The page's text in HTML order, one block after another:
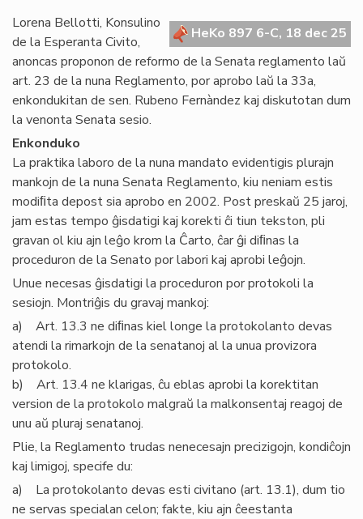
HeKo 897 6-C, 18 dec 25
Lorena Bellotti, Konsulino
de la Esperanta Civito,
anoncas proponon de reformo de la Senata reglamento laŭ
art. 23 de la nuna Reglamento, por aprobo laŭ la 33a,
enkondukitan de sen. Rubeno Fernàndez kaj diskutotan dum
la venonta Senata sesio.
Enkonduko
La praktika laboro de la nuna mandato evidentigis plurajn
mankojn de la nuna Senata Reglamento, kiu neniam estis
modiﬁta depost sia aprobo en 2002. Post preskaŭ 25 jaroj,
jam estas tempo ĝisdatigi kaj korekti ĉi tiun tekston, pli
gravan ol kiu ajn leĝo krom la Ĉarto, ĉar ĝi diﬁnas la
proceduron de la Senato por labori kaj aprobi leĝojn.
Unue necesas ĝisdatigi la proceduron por protokoli la
sesiojn. Montriĝis du gravaj mankoj:
a) Art. 13.3 ne diﬁnas kiel longe la protokolanto devas
atendi la rimarkojn de la senatanoj al la unua provizora
protokolo.
b) Art. 13.4 ne klarigas, ĉu eblas aprobi la korektitan
version de la protokolo malgraŭ la malkonsentaj reagoj de
unu aŭ pluraj senatanoj.
Plie, la Reglamento trudas nenecesajn precizigojn, kondiĉojn
kaj limigoj, specife du:
a) La protokolanto devas esti civitano (art. 13.1), dum tio
ne servas specialan celon; fakte, kiu ajn ĉeestanta